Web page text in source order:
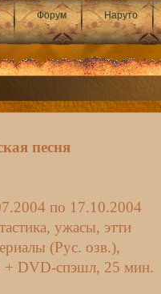
Форум Наруто
песня
по 17.10.2004
ужасы, этти
(Рус. озв.),
+ DVD-спэшл, 25 мин.